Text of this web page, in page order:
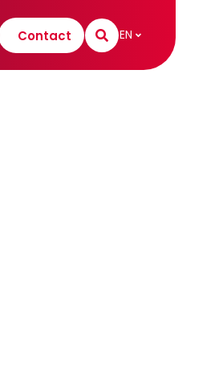
Contact EN